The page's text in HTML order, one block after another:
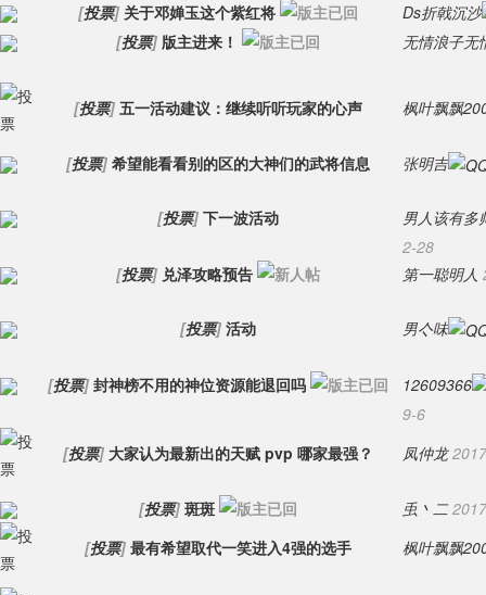
[投票] 关于邓婵玉这个紫红将
Ds折戟沉沙
[投票] 版主进来！ 无情浪子无
[投票] 五一活动建议：继续听听玩家的心声 枫叶飘飘
[投票] 希望能看看别的区的大神们的武将信息 张明吉
[投票] 下一波活动
男人该有多
2-28
[投票] 兑泽攻略预告 第一聪明人
[投票] 活动 男亽味
[投票] 封神榜不用的神位资源能退回吗
12609366
9-6
[投票] 大家认为最新出的天赋 pvp 哪家最强？ 凤仲龙
[投票] 斑斑 䖝丶二
[投票] 最有希望取代一笑进入4强的选手 枫叶飘飘